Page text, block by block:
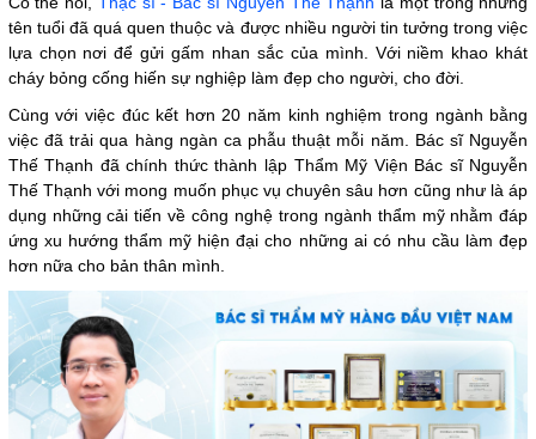
tên tuổi đã quá quen thuộc và được nhiều người tin tưởng trong việc
lựa chọn nơi để gửi gấm nhan sắc của mình. Với niềm khao khát
cháy bỏng cống hiến sự nghiệp làm đẹp cho người, cho đời.
Cùng với việc đúc kết hơn 20 năm kinh nghiệm trong ngành bằng
việc đã trải qua hàng ngàn ca phẫu thuật mỗi năm. Bác sĩ Nguyễn
Thế Thạnh đã chính thức thành lập Thẩm Mỹ Viện Bác sĩ Nguyễn
Thế Thạnh với mong muốn phục vụ chuyên sâu hơn cũng như là áp
dụng những cải tiến về công nghệ trong ngành thẩm mỹ nhằm đáp
ứng xu hướng thẩm mỹ hiện đại cho những ai có nhu cầu làm đẹp
hơn nữa cho bản thân mình.